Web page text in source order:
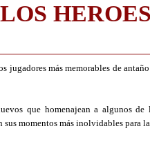
jugadores más memorables de
que homenajean a algunos de
momentos más inolvidables para